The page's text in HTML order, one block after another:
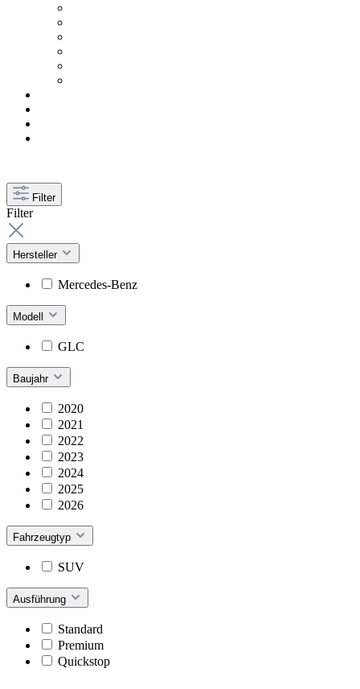
Filter
Filter
Hersteller
Mercedes-Benz
Modell
GLC
Baujahr
2020
2021
2022
2023
2024
2025
2026
Fahrzeugtyp
SUV
Ausführung
Standard
Premium
Quickstop